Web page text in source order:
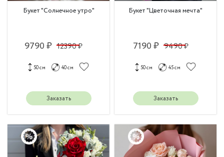
Букет "Солнечное утро"
9790 ₽ 12390 ₽
50 см 40 см
Заказать
Букет "Цветочная мечта"
7190 ₽ 9490 ₽
50 см 45 см
Заказать